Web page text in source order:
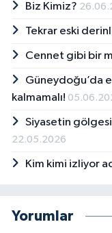
Biz Kimiz?
Tekrar eski
Cennet gibi bir
Güneydoğu’da
kalmamalı!
Siyasetin
22.05.2026
Kim kimi izliyor
Yorumlar